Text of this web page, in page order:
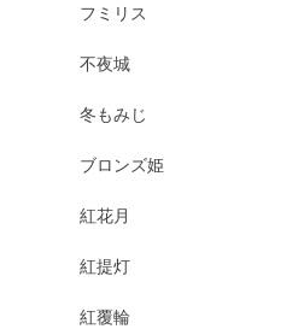
フミリス
不夜城
冬もみじ
ブロンズ姫
紅花月
紅提灯
紅覆輪